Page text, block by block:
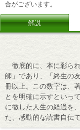
合がございます。
解説
徹底的に、本に彩ら
師」であり、「終生の
冊以上。この数字は、
とを明確に示すといっ
に徹した人生の経過を
た、感動的な読書自伝で